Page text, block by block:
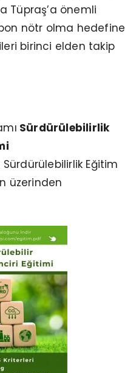
Tüpraş’a önemli
nötr olma hedefine
birinci elden takip
Sürdürülebilirlik
Eğitim
üzerinden